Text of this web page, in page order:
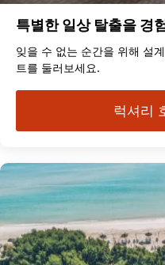
특별한 일상 탈출을 경
잊을 수 없는 순간을 위해 설
트를 둘러보세요.
럭셔리